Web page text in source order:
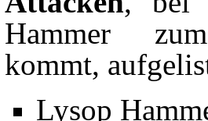
Hammer
kommt,
Lysop